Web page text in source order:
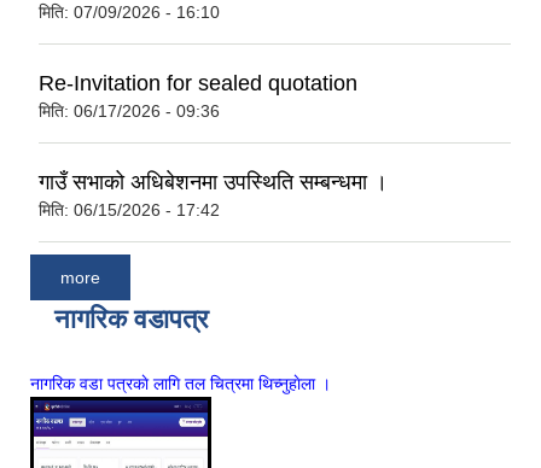
मिति: 07/09/2026 - 16:10
Re-Invitation for sealed quotation
मिति: 06/17/2026 - 09:36
गाउँ सभाको अधिबेशनमा उपस्थिति सम्बन्धमा ।
मिति: 06/15/2026 - 17:42
more
नागरिक वडापत्र
नागरिक वडा पत्रकाे लागि तल चित्रमा थिच्नुहाेला ।